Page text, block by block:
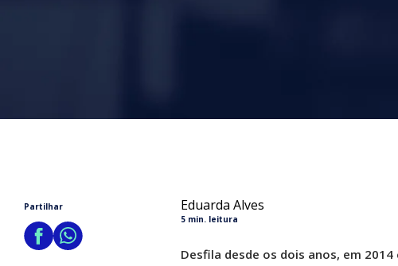
Partilhar Eduarda Alves
5 min. leitura
Desfila desde os dois anos, em